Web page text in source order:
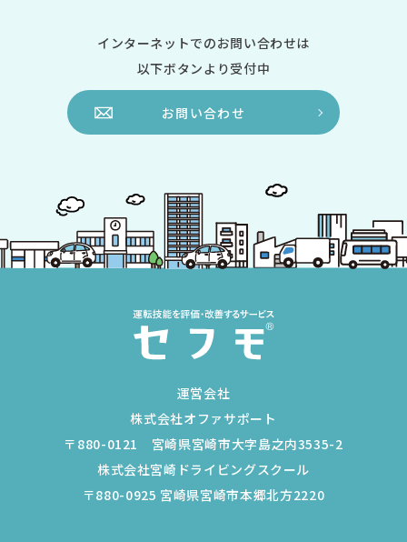
インターネットでのお問い合わせは
以下ボタンより受付中
お問い合わせ
運営会社
株式会社オファサポート
〒880-0121 宮崎県宮崎市大字島之内3535-2
株式会社宮崎ドライビングスクール
〒880-0925 宮崎県宮崎市本郷北方2220